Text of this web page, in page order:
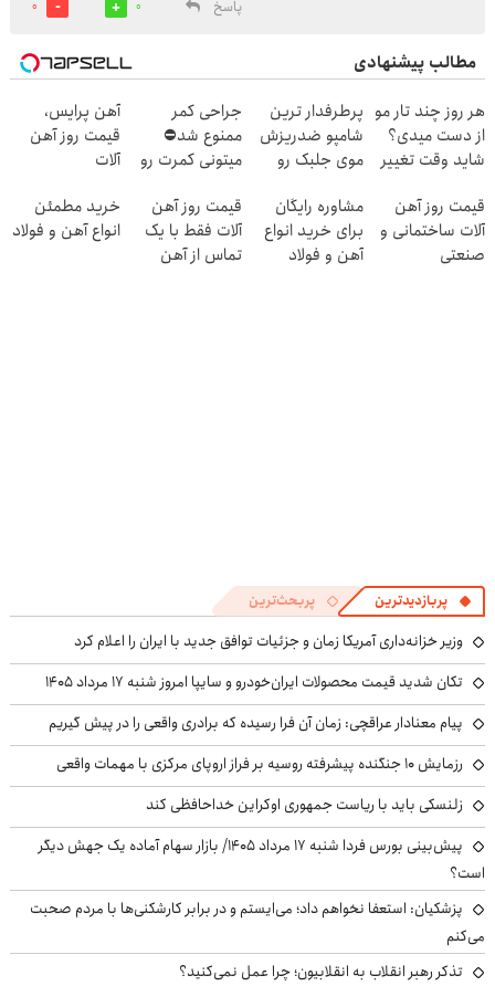
پاسخ 0
0
مطالب پیشنهادی
هر روز چند تار مو
از دست میدی؟
شاید وقت تغییر
پرطرفدار ترین
شامپو ضدریزش
موی جلبک رو
بخر
جراحی کمر
ممنوع شد⛔
میتونی کمرت رو
کنی! 👈🏻
پرسش‌نامه
آهن پرایس،
قیمت روز آهن
آلات
قیمت روز آهن
آلات ساختمانی و
صنعتی
مشاوره رایگان
برای خرید انواع
آهن و فولاد
قیمت روز آهن
آلات فقط با یک
تماس از آهن
خرید مطمئن
انواع آهن و فولاد
پربازدیدترین پربحث‌ترین
وزیر خزانه‌داری آمریکا زمان و جزئیات توافق جدید با ایران را اعلام کرد
تکان شدید قیمت محصولات ایران‌خودرو و سایپا امروز شنبه ۱۷ مرداد ۱۴۰۵
پیام معنادار عراقچی: زمان آن فرا رسیده که برادری واقعی را در پیش گیریم
رزمایش ۱۰ جنگنده پیشرفته روسیه بر فراز اروپای مرکزی با مهمات واقعی
زلنسکی باید با ریاست جمهوری اوکراین خداحافظی کند
پیش‌بینی بورس فردا شنبه ۱۷ مرداد ۱۴۰۵/ بازار سهام آماده یک جهش دیگر
است؟
پزشکیان: استعفا نخواهم داد؛ می‌ایستم و در برابر کارشکنی‌ها با مردم صحبت
می‌کنم
تذکر رهبر انقلاب به انقلابیون؛ چرا عمل نمی‌کنید؟